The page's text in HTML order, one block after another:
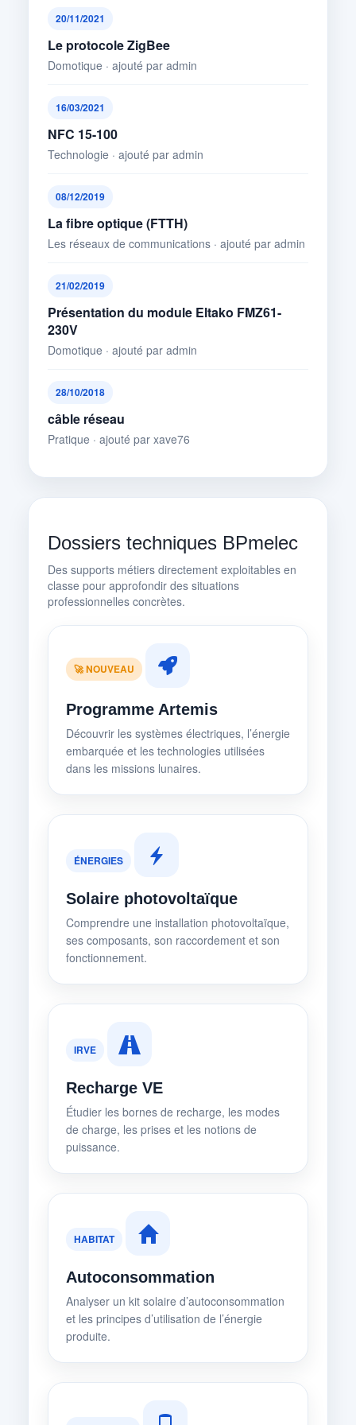
20/11/2021
Le protocole ZigBee
Domotique · ajouté par admin
16/03/2021
NFC 15-100
Technologie · ajouté par admin
08/12/2019
La fibre optique (FTTH)
Les réseaux de communications · ajouté par admin
21/02/2019
Présentation du module Eltako FMZ61-
230V
Domotique · ajouté par admin
28/10/2018
câble réseau
Pratique · ajouté par xave76
Dossiers techniques BPmelec
Des supports métiers directement exploitables en
classe pour approfondir des situations
professionnelles concrètes.
🚀 NOUVEAU
Programme Artemis
Découvrir les systèmes électriques, l’énergie
embarquée et les technologies utilisées
dans les missions lunaires.
ÉNERGIES
Solaire photovoltaïque
Comprendre une installation photovoltaïque,
ses composants, son raccordement et son
fonctionnement.
IRVE
Recharge VE
Étudier les bornes de recharge, les modes
de charge, les prises et les notions de
puissance.
HABITAT
Autoconsommation
Analyser un kit solaire d’autoconsommation
et les principes d’utilisation de l’énergie
produite.